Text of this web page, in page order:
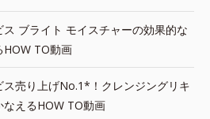
ス ブライト モイスチャーの効果的な
HOW TO動画
ス売り上げNo.1*！クレンジングリキ
なえるHOW TO動画